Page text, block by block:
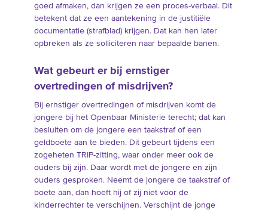
goed afmaken, dan krijgen ze een proces-verbaal. Dit
betekent dat ze een aantekening in de justitiële
documentatie (strafblad) krijgen. Dat kan hen later
opbreken als ze solliciteren naar bepaalde banen.
Wat gebeurt er bij ernstiger
overtredingen of misdrijven?
Bij ernstiger overtredingen of misdrijven komt de
jongere bij het Openbaar Ministerie terecht; dat kan
besluiten om de jongere een taakstraf of een
geldboete aan te bieden. Dit gebeurt tijdens een
zogeheten TRIP-zitting, waar onder meer ook de
ouders bij zijn. Daar wordt met de jongere en zijn
ouders gesproken. Neemt de jongere de taakstraf of
boete aan, dan hoeft hij of zij niet voor de
kinderrechter te verschijnen. Verschijnt de jonge